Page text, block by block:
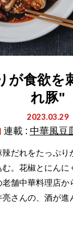
が食欲を
れ豚"
2023.03.29
連載 : 中華風豆
だれをたっぷり
。花椒とにんに
舗中華料理店か
亮さんの、酒が